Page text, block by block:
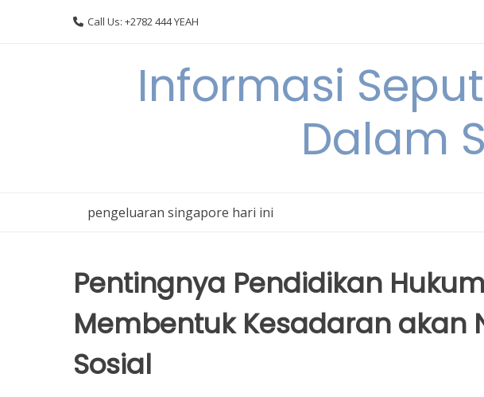
Call Us: +2782 444 YEAH
Informasi
Dalam
pengeluaran singapore hari ini
Pentingnya Pendidikan
Membentuk Kesadaran akan
Sosial